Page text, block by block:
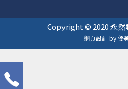
Copyright © 2020 永然
｜網頁設計 by 優